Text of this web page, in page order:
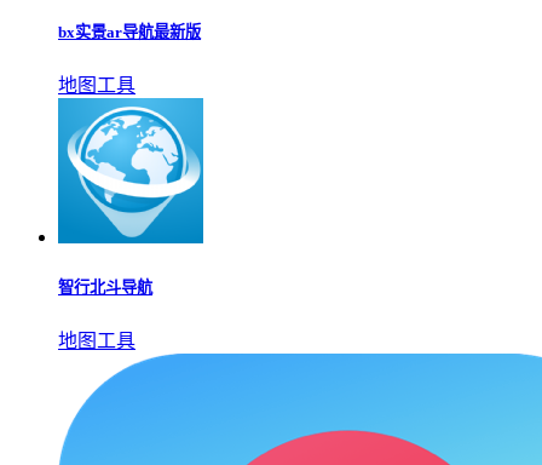
bx实景ar导航最新版
地图工具
智行北斗导航
地图工具